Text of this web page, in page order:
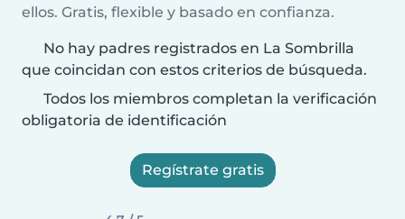
ellos. Gratis, flexible y basado en confianza.
No hay padres registrados en La Sombrilla
que coincidan con estos criterios de búsqueda.
Todos los miembros completan la verificación
obligatoria de identificación
Regístrate gratis